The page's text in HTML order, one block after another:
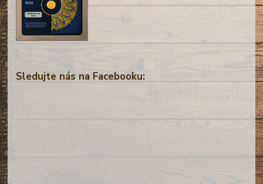
Sledujte nás na Facebooku: